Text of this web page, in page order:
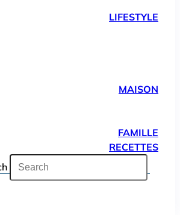
LIFESTYLE
MAISON
FAMILLE
RECETTES